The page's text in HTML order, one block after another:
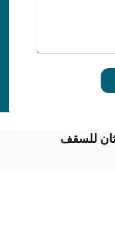
للسقف